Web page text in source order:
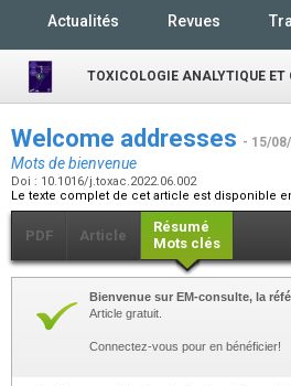
Actualités Revues
TOXICOLOGIE ANALYTIQUE ET
Welcome addresses - 15/
Mots de bienvenue
Doi : 10.1016/j.toxac.2022.06.002
Le texte complet de cet article est disponible
PDF Article
Résumé
Mots clés
Bienvenue sur EM-consulte, la
Article gratuit.
Connectez-vous pour en bénéficier!